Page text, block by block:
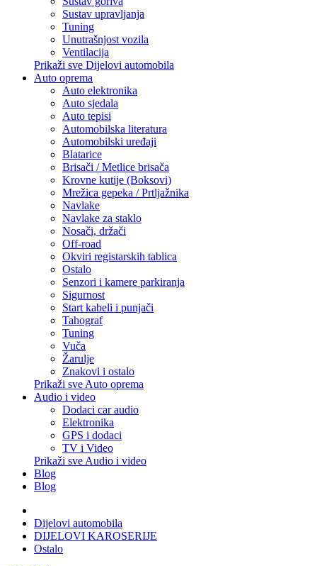
Sustav upravljanja
Tuning
Unutrašnjost vozila
Ventilacija
Prikaži sve Dijelovi automobila
Auto oprema
Auto elektronika
Auto sjedala
Auto tepisi
Automobilska literatura
Automobilski uređaji
Blatarice
Brisači / Metlice brisača
Krovne kutije (Boksovi)
Mrežica gepeka / Prtljažnika
Navlake
Navlake za staklo
Nosači, držači
Off-road
Okviri registarskih tablica
Ostalo
Senzori i kamere parkiranja
Sigurnost
Start kabeli i punjači
Tahograf
Tuning
Vuča
Žarulje
Znakovi i ostalo
Prikaži sve Auto oprema
Audio i video
Dodaci car audio
Elektronika
GPS i dodaci
TV i Video
Prikaži sve Audio i video
Blog
Blog
Dijelovi automobila
DIJELOVI KAROSERIJE
Ostalo